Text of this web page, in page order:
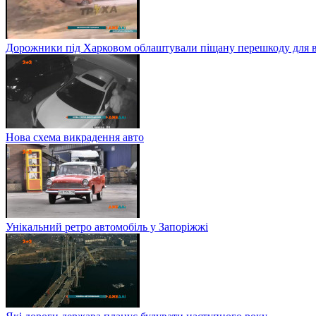
Дорожники під Харковом облаштували піщану перешкоду для
Нова схема викрадення авто
Унікальний ретро автомобіль у Запоріжжі